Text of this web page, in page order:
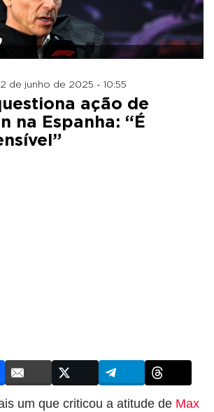
2 de junho de 2025 - 10:55
ação de
na Espanha: “É
um que criticou a atitude de Max